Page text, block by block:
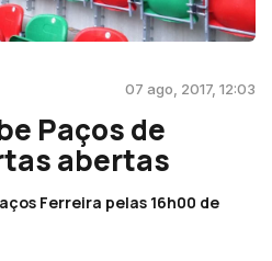
07 ago, 2017, 12:03
Paços de
abertas
Ferreira pelas 16h00 de